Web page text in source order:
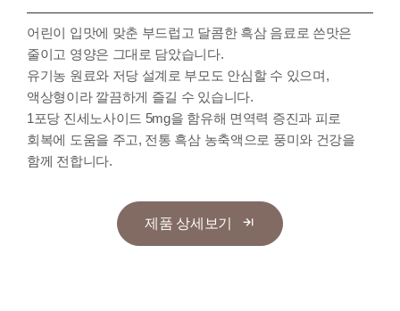
어린이 입맛에 맞춘 부드럽고 달콤한 흑삼 음료로 쓴맛은
줄이고 영양은 그대로 담았습니다.
유기농 원료와 저당 설계로 부모도 안심할 수 있으며,
액상형이라 깔끔하게 즐길 수 있습니다.
1포당 진세노사이드 5mg을 함유해 면역력 증진과 피로
회복에 도움을 주고, 전통 흑삼 농축액으로 풍미와 건강을
함께 전합니다.
제품 상세보기